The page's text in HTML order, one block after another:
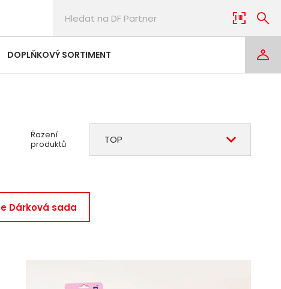
DOPLŇKOVÝ SORTIMENT
Řazení
produktů
TOP
Dárková sada